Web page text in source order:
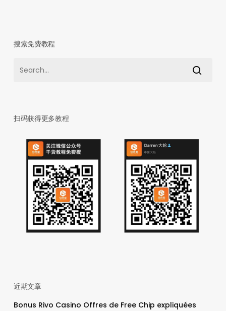
搜索免费教程
扫码获得更多教程
近期文章
Bonus Rivo Casino Offres de Free Chip expliquées